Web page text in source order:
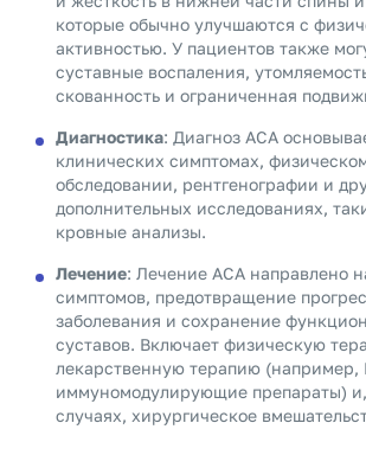
которые обычно улучшаются с
активностью. У пациентов также
суставные воспаления,
скованность и ограниченная
Диагностика: Диагноз АСА
клинических симптомах,
обследовании, рентгенографии и
дополнительных исследованиях,
кровные анализы.
Лечение: Лечение АСА направлено
симптомов, предотвращение
заболевания и сохранение
суставов. Включает физическую
лекарственную терапию
иммуномодулирующие препараты)
случаях, хирургическое